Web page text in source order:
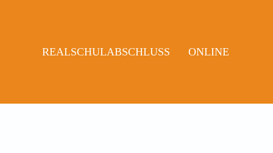
REALSCHULABSCHLUSS ONLINE